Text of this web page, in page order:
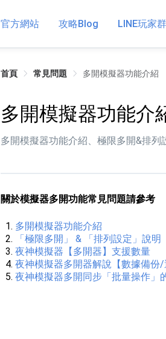
官方網站 攻略Blog LINE玩家群
首頁 常見問題 多開模擬器功能介紹
多開模擬器功能介
多開模擬器功能介紹、極限多開&排列
關於模擬器多開功能常見問題請參考
多開模擬器功能介紹
「極限多開」 & 「排列設定」說明
夜神模擬器【多開器】支援數量
夜神模擬器多開器解說【數據備份/
夜神模擬器多開同步「批量操作」